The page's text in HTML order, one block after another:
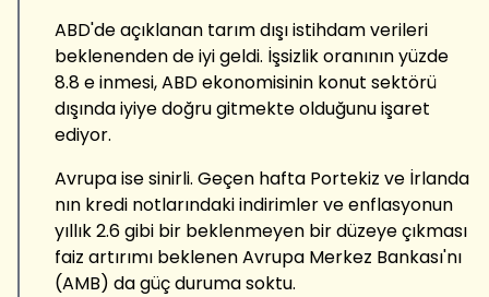
ABD'de açıklanan tarım dışı istihdam verileri
beklenenden de iyi geldi. İşsizlik oranının yüzde
8.8 e inmesi, ABD ekonomisinin konut sektörü
dışında iyiye doğru gitmekte olduğunu işaret
ediyor.
Avrupa ise sinirli. Geçen hafta Portekiz ve İrlanda
nın kredi notlarındaki indirimler ve enflasyonun
yıllık 2.6 gibi bir beklenmeyen bir düzeye çıkması
faiz artırımı beklenen Avrupa Merkez Bankası'nı
(AMB) da güç duruma soktu.